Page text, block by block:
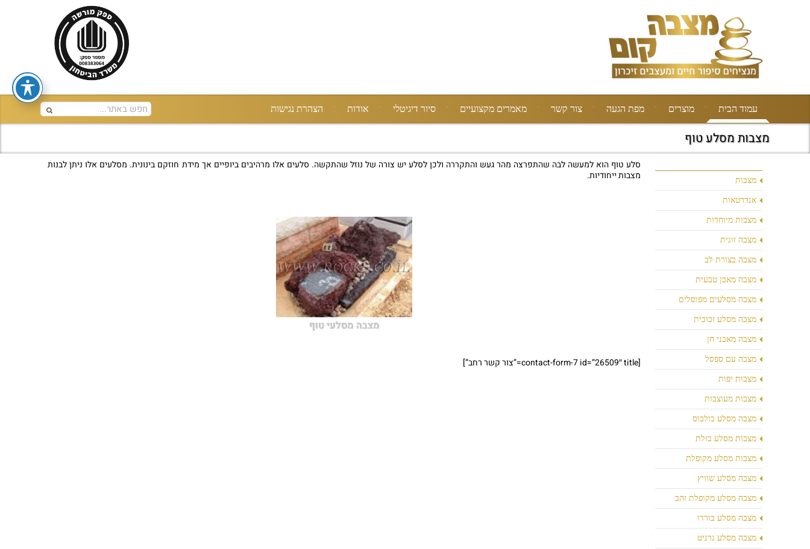
עמוד הבית מוצרים מפת הגעה צור קשר מאמרים מקצועיים סיור דיגיטלי אודות הצהרת נגישות
מצבות מסלע טוף
מצבות
אנדרטאות
מצבות מיוחדות
מצבה זוגית
מצבה בצורת לב
מצבה מאבן טבעית
מצבה מסלעים מפוסלים
מצבה מסלע זכוכית
מצבה מאבני חן
מצבה עם ספסל
מצבות יפות
מצבות מעוצבות
מצבה מסלע בולבוס
מצבות מסלע בזלת
מצבות מסלע מקופלת
מצבה מסלע שוויץ
מצבה מסלע מקופלת זהב
מצבה מסלע בורדו
מצבה מסלע גרניט
סלע טוף הוא למעשה לבה שהתפרצה מהר געש והתקררה ולכן לסלע יש צורה של נוזל שהתקשה. סלעים אלו מרהיבים ביופיים אך מידת חוזקם בינונית. מסלעים אלו ניתן לבנות
מצבות ייחודיות.
מצבה מסלעי טוף
[contact-form-7 id=”26509″ title=”צור קשר רחב”]